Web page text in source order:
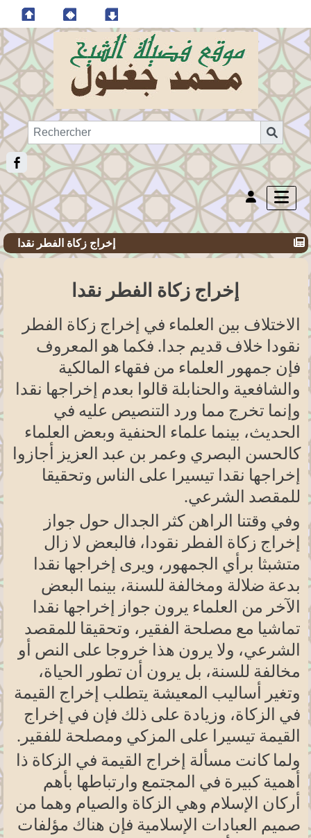
إخراج زكاة الفطر نقدا
إخراج زكاة الفطر نقدا
الاختلاف بين العلماء في إخراج زكاة الفطر
نقودا خلاف قديم جدا. فكما هو المعروف
فإن جمهور العلماء من فقهاء المالكية
والشافعية والحنابلة قالوا بعدم إخراجها نقدا
وإنما تخرج مما ورد التنصيص عليه في
الحديث، بينما علماء الحنفية وبعض العلماء
كالحسن البصري وعمر بن عبد العزيز أجازوا
إخراجها نقدا تيسيرا على الناس وتحقيقا
للمقصد الشرعي.
وفي وقتنا الراهن كثر الجدال حول جواز
إخراج زكاة الفطر نقودا، فالبعض لا زال
متشبثا برأي الجمهور، ويرى إخراجها نقدا
بدعة ضلالة ومخالفة للسنة، بينما البعض
الآخر من العلماء يرون جواز إخراجها نقدا
تماشيا مع مصلحة الفقير، وتحقيقا للمقصد
الشرعي، ولا يرون هذا خروجا على النص أو
مخالفة للسنة، بل يرون أن تطور الحياة،
وتغير أساليب المعيشة يتطلب إخراج القيمة
في الزكاة، وزيادة على ذلك فإن في إخراج
القيمة تيسيرا على المزكي ومصلحة للفقير .
ولما كانت مسألة إخراج القيمة في الزكاة ذا
أهمية كبيرة في المجتمع وارتباطها بأهم
أركان الإسلام وهي الزكاة والصيام وهما من
صميم العبادات الإسلامية فإن هناك مؤلفات